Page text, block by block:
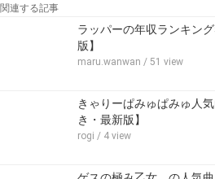
関連する記事
ラッパーの年収ランキン
版】
maru.wanwan / 51 view
きゃりーぱみゅぱみゅ人
き・最新版】
rogi / 4 view